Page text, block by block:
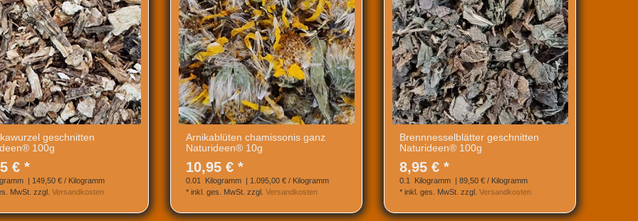
geschnitten
100g
€ *
| 149,50 € / Kilogramm
MwSt. zzgl. Versandkosten
Arnikablüten chamissonis ganz
Naturideen® 10g
10,95 € *
0.01 Kilogramm
| 1.095,00 € / Kilogramm
* inkl. ges. MwSt. zzgl. Versandkosten
Brennnesselblätter geschnitten
Naturideen® 100g
8,95 € *
0.1 Kilogramm
| 89,50 € / Kilogramm
* inkl. ges. MwSt. zzgl. Versandkosten